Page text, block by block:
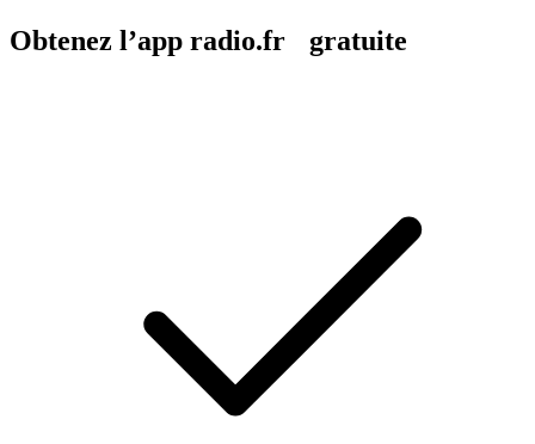
Obtenez l’app radio.fr gratuite